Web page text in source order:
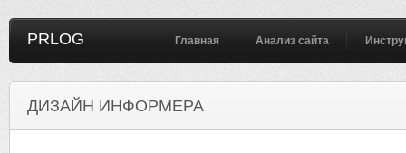
PRLOG Главная Анализ сайта
ДИЗАЙН ИНФОРМЕРА